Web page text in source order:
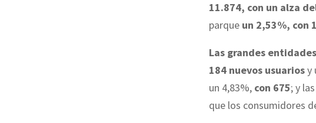
11.874, con un alza
parque un 2,53%, con
Las grandes entidades
184 nuevos usuariosy
un 4,83%, con 675; y las
que los consumidores